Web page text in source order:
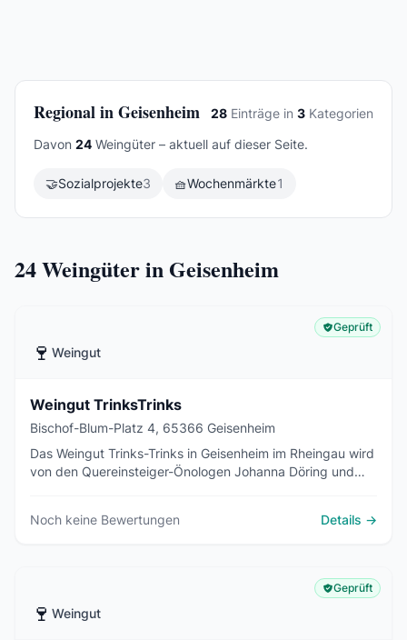
Regional in Geisenheim 28 Einträge in 3 Kategorien
Davon 24 Weingüter – aktuell auf dieser Seite.
🤝Sozialprojekte3 🧺Wochenmärkte1
24Weingüter in Geisenheim
🍷 Weingut
Geprüft
Weingut TrinksTrinks
Bischof-Blum-Platz 4, 65366 Geisenheim
Das Weingut Trinks-Trinks in Geisenheim im Rheingau wird
von den Quereinsteiger-Önologen Johanna Döring und
Noch keine Bewertungen Details →
🍷 Weingut
Geprüft